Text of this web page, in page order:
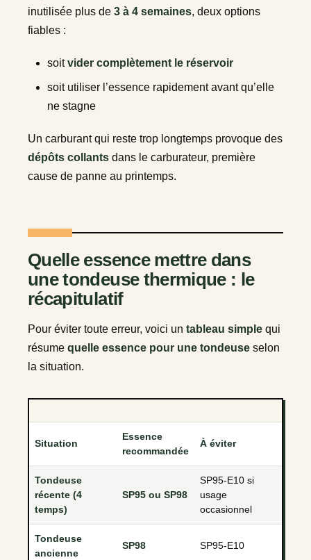
inutilisée plus de 3 à 4 semaines, deux options
fiables :
soitvider complètement le réservoir
soit utiliser l’essence rapidement avant qu’elle
ne stagne
Un carburant qui reste trop longtemps provoque des
dépôts collants dans le carburateur, première
cause de panne au printemps.
Quelle essence mettre dans
une tondeuse thermique : le
récapitulatif
Pour éviter toute erreur, voici un tableau simple qui
résume quelle essence pour une tondeuse selon
la situation.
Situation
Essence
recommandée
À éviter
Tondeuse
récente (4
temps)
SP95 ou SP98
SP95-E10 si
usage
occasionnel
Tondeuse
ancienne
SP98 SP95-E10